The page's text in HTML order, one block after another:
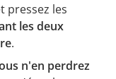
pressez les
les deux
.
n'en perdrez